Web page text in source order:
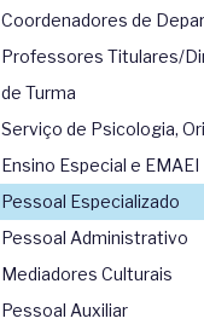
Coordenadores de
Professores Titulares/
de Turma
Serviço de Psicologia,
Ensino Especial e EMAEI
Pessoal Especializado
Pessoal Administrativo
Mediadores Culturais
Pessoal Auxiliar